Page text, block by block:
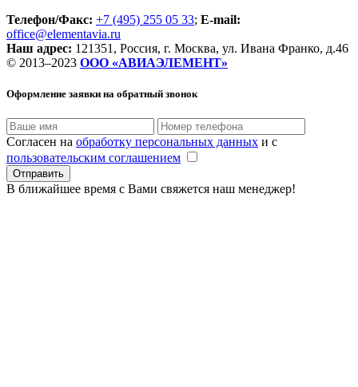
Телефон/Факс: +7 (495) 255 05 33; E-mail:
office@elementavia.ru
Наш адрес: 121351, Россия, г. Москва, ул. Ивана Франко, д.46
© 2013–2023 ООО «АВИАЭЛЕМЕНТ»
Оформление заявки на обратный звонок
Согласен на обработку персональных данных и с
пользовательским соглашением
В ближайшее время с Вами свяжется наш менеджер!